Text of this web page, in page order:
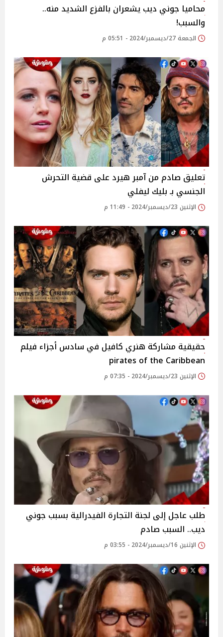
محاميا جوني ديب يشعران بالفزع الشديد منه..
والسبب!
الجمعة 27/ديسمبر/2024 - 05:51 م
تعليق صادم من آمبر هيرد على قضية التحرش
الجنسي بـ بليك ليفلي
الإثنين 23/ديسمبر/2024 - 11:49 م
حقيقية مشاركة هنري كافيل في سادس أجزاء فيلم
pirates of the Caribbean
الإثنين 23/ديسمبر/2024 - 07:35 م
طلب عاجل إلى لجنة التجارة الفيدرالية بسبب جوني
ديب.. السبب صادم
الإثنين 16/ديسمبر/2024 - 03:55 م